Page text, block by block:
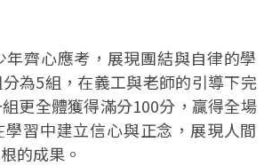
年齊心應考，展現團結與自律的學
為5組，在義工與老師的引導下完
更全體獲得滿分100分，贏得全場
習中建立信心與正念，展現人間
的成果。